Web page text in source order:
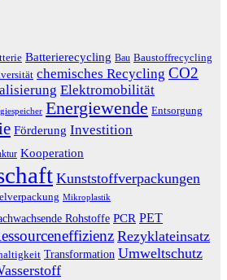
Batterierecycling Bau Baustoffrecycling
chemisches Recycling CO2
Elektromobilität
Energiewende Entsorgung
Förderung Investition
Kooperation
Kunststoffverpackungen
Mikroplastik
Rohstoffe PCR PET
Rezyklateinsatz
Transformation Umweltschutz